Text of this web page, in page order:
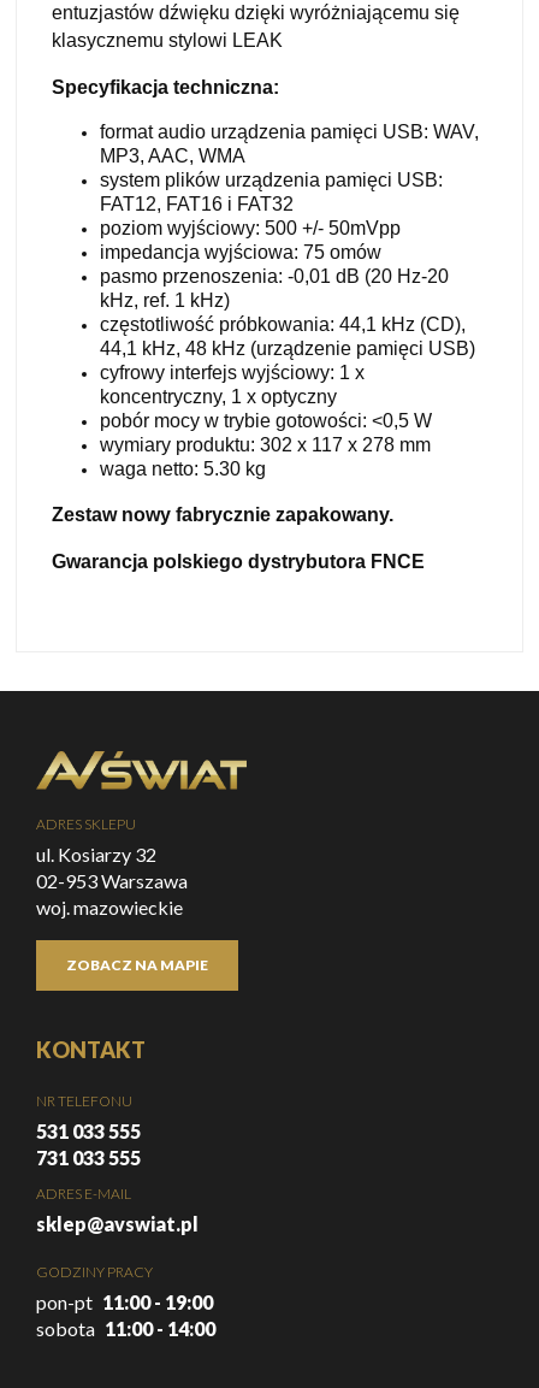
entuzjastów dźwięku dzięki wyróżniającemu się
klasycznemu stylowi LEAK
Specyfikacja techniczna:
format audio urządzenia pamięci USB: WAV,
MP3, AAC, WMA
system plików urządzenia pamięci USB:
FAT12, FAT16 i FAT32
poziom wyjściowy: 500 +/- 50mVpp
impedancja wyjściowa: 75 omów
pasmo przenoszenia: -0,01 dB (20 Hz-20
kHz, ref. 1 kHz)
częstotliwość próbkowania: 44,1 kHz (CD),
44,1 kHz, 48 kHz (urządzenie pamięci USB)
cyfrowy interfejs wyjściowy: 1 x
koncentryczny, 1 x optyczny
pobór mocy w trybie gotowości: <0,5 W
wymiary produktu: 302 x 117 x 278 mm
waga netto: 5.30 kg
Zestaw nowy fabrycznie zapakowany.
Gwarancja polskiego dystrybutora FNCE
ADRES SKLEPU
ul. Kosiarzy 32
02-953 Warszawa
woj. mazowieckie
ZOBACZ NA MAPIE
KONTAKT
NR TELEFONU
531 033 555
731 033 555
ADRES E-MAIL
sklep@avswiat.pl
GODZINY PRACY
pon-pt 11:00 - 19:00
sobota 11:00 - 14:00